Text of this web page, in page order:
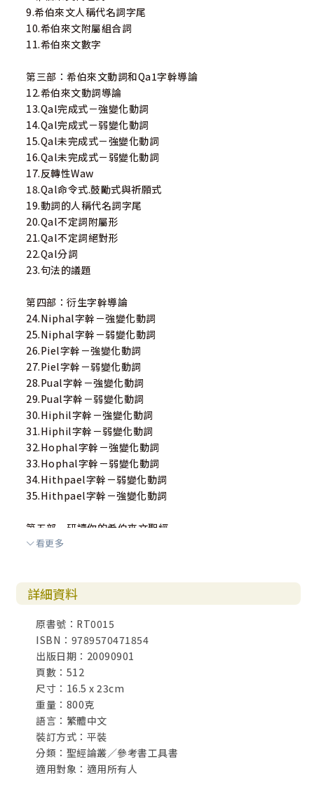
9.希伯來文人稱代名詞字尾
10.希伯來文附屬組合詞
11.希伯來文數字
第三部：希伯來文動詞和Qa1字幹導論
12.希伯來文動詞導論
13.Qal完成式－強變化動詞
14.Qal完成式－弱變化動詞
15.Qal未完成式－強變化動詞
16.Qal未完成式－弱變化動詞
17.反轉性Waw
18.Qal命令式.鼓勵式與祈願式
19.動詞的人稱代名詞字尾
20.Qal不定詞附屬形
21.Qal不定詞絕對形
22.Qal分詞
23.句法的議題
第四部：衍生字幹導論
24.Niphal字幹－強變化動詞
25.Niphal字幹－弱變化動詞
26.Piel字幹－強變化動詞
27.Piel字幹－弱變化動詞
28.Pual字幹－強變化動詞
29.Pual字幹－弱變化動詞
30.Hiphil字幹－強變化動詞
31.Hiphil字幹－弱變化動詞
32.Hophal字幹－強變化動詞
33.Hophal字幹－弱變化動詞
34.Hithpael字幹－弱變化動詞
35.Hithpael字幹－強變化動詞
第五部 研讀你的希伯來文聖經
36.希伯來文聖經導論
1.動詞詞形變化表
2.強變化動詞特徵一覽表
3.III-ה動詞字尾摘要表
希漢字彙表
主題索引
看更多
詳細資料
原書號：RT0015
ISBN：9789570471854
出版日期：20090901
頁數：512
尺寸：16.5 x 23cm
重量：800克
語言：繁體中文
裝訂方式：平裝
分類：聖經論叢／參考書工具書
適用對象：適用所有人